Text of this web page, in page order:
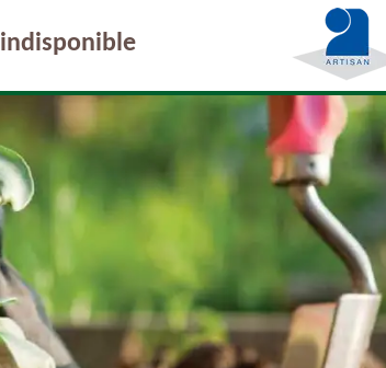
indisponible